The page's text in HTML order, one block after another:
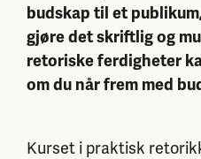
budskap til et
gjøre det skriftlig og
retoriske ferdigheter
om du når frem med
Kurset i praktisk